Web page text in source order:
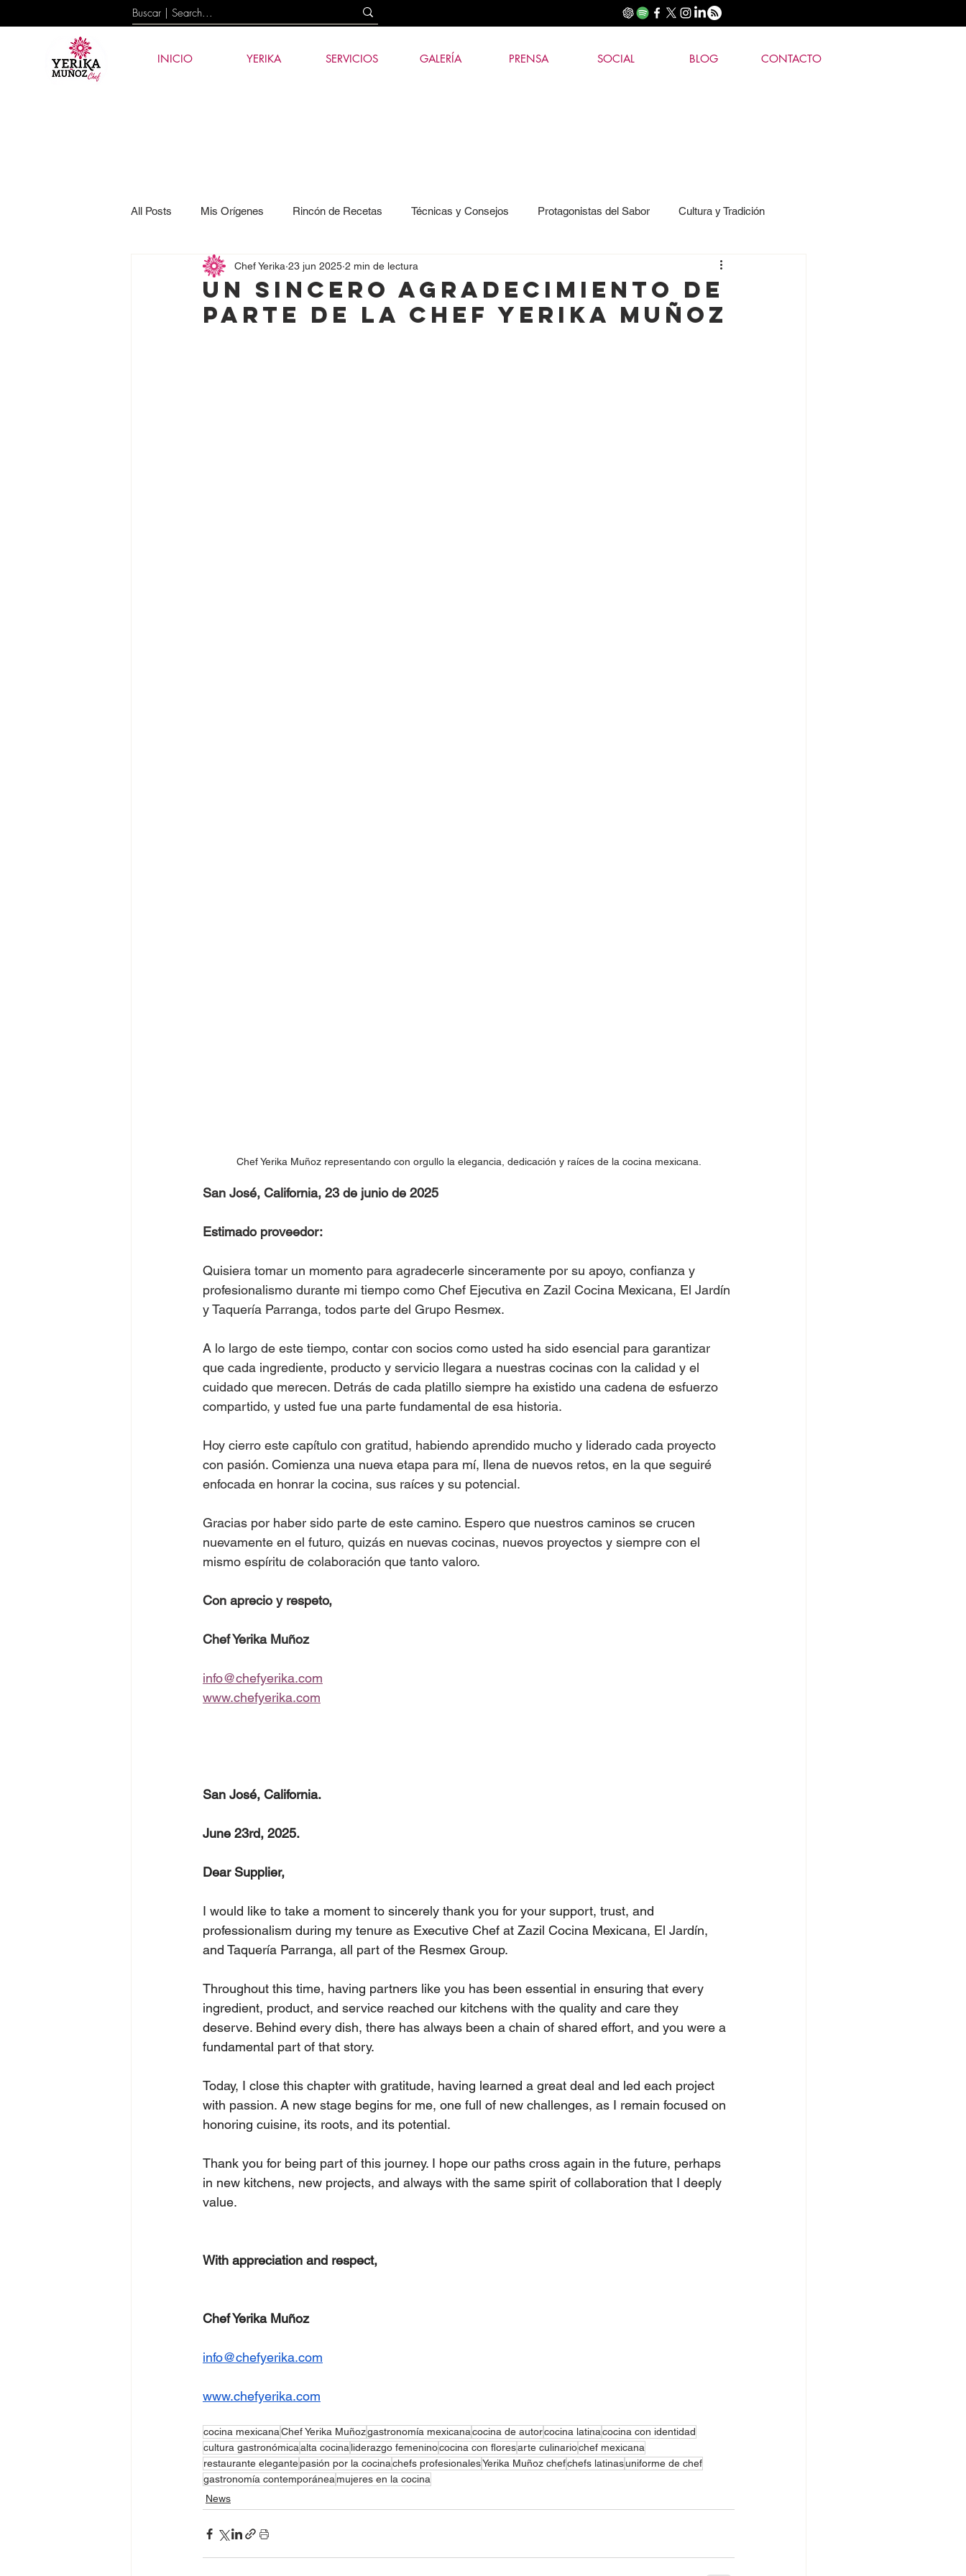
INICIO YERIKA SERVICIOS GALERÍA PRENSA SOCIAL BLOG CONTACTO
All Posts Mis Orígenes Rincón de Recetas Técnicas y Consejos Protagonistas del Sabor Cultura y Tradición
News Tecnología e IA
Un sincero agradecimiento de
parte de la Chef Yerika Muñoz
Chef Yerika 23 jun 2025 2 min de lectura
Chef Yerika Muñoz representando con orgullo la elegancia, dedicación y raíces de la cocina mexicana.
San José, California, 23 de junio de 2025
Estimado proveedor:
Quisiera tomar un momento para agradecerle sinceramente por su apoyo, confianza y
profesionalismo durante mi tiempo como Chef Ejecutiva en Zazil Cocina Mexicana, El Jardín
y Taquería Parranga, todos parte del Grupo Resmex.
A lo largo de este tiempo, contar con socios como usted ha sido esencial para garantizar
que cada ingrediente, producto y servicio llegara a nuestras cocinas con la calidad y el
cuidado que merecen. Detrás de cada platillo siempre ha existido una cadena de esfuerzo
compartido, y usted fue una parte fundamental de esa historia.
Hoy cierro este capítulo con gratitud, habiendo aprendido mucho y liderado cada proyecto
con pasión. Comienza una nueva etapa para mí, llena de nuevos retos, en la que seguiré
enfocada en honrar la cocina, sus raíces y su potencial.
Gracias por haber sido parte de este camino. Espero que nuestros caminos se crucen
nuevamente en el futuro, quizás en nuevas cocinas, nuevos proyectos y siempre con el
mismo espíritu de colaboración que tanto valoro.
Con aprecio y respeto,
Chef Yerika Muñoz
info@chefyerika.com
www.chefyerika.com
San José, California.
June 23rd, 2025.
Dear Supplier,
I would like to take a moment to sincerely thank you for your support, trust, and
professionalism during my tenure as Executive Chef at Zazil Cocina Mexicana, El Jardín,
and Taquería Parranga, all part of the Resmex Group.
Throughout this time, having partners like you has been essential in ensuring that every
ingredient, product, and service reached our kitchens with the quality and care they
deserve. Behind every dish, there has always been a chain of shared effort, and you were a
fundamental part of that story.
Today, I close this chapter with gratitude, having learned a great deal and led each project
with passion. A new stage begins for me, one full of new challenges, as I remain focused on
honoring cuisine, its roots, and its potential.
Thank you for being part of this journey. I hope our paths cross again in the future, perhaps
in new kitchens, new projects, and always with the same spirit of collaboration that I deeply
value.
With appreciation and respect,
Chef Yerika Muñoz
info@chefyerika.com
www.chefyerika.com
cocina mexicanaChef Yerika Muñozgastronomía mexicanacocina de autorcocina latinacocina con identidad
cultura gastronómicaalta cocinaliderazgo femeninococina con floresarte culinariochef mexicana
restaurante elegantepasión por la cocinachefs profesionalesYerika Muñoz chefchefs latinasuniforme de chef
gastronomía contemporáneamujeres en la cocina
News